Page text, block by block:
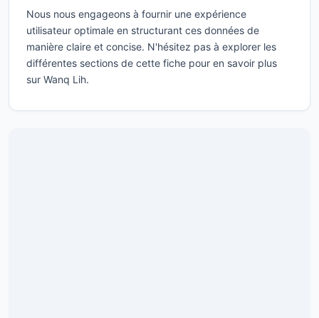
Nous nous engageons à fournir une expérience
utilisateur optimale en structurant ces données de
manière claire et concise. N'hésitez pas à explorer les
différentes sections de cette fiche pour en savoir plus
sur Wanq Lih.